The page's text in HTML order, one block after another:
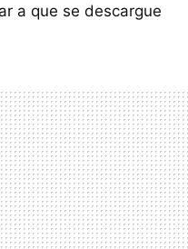
a que se descargue